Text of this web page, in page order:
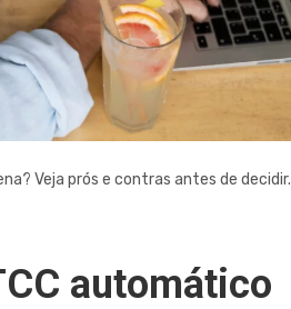
Veja prós e contras antes de decidir.
automático